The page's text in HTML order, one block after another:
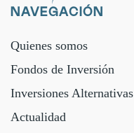
NAVEGACIÓN
Quienes somos
Fondos de Inversión
Inversiones Alternativas
Actualidad